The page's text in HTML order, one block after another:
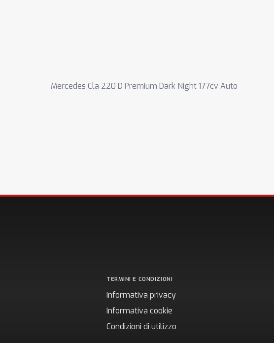
Mercedes Cla 220 D Premium Dark Night 177cv Auto
TERMINI E CONDIZIONI
Informativa privacy
Informativa cookie
Condizioni di utilizzo